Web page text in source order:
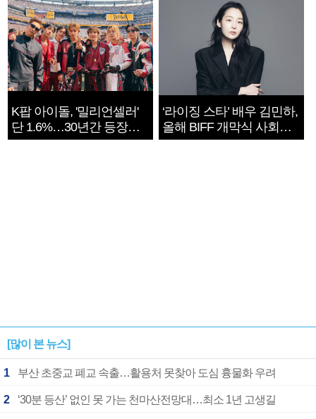
K팝 아이돌, '밀리언셀러'
단 1.6%…30년간 등장
1182개팀 전수조사
‘라이징 스타’ 배우 김민하,
올해 BIFF 개막식 사회자
확정
[많이 본 뉴스]
1 부산 초중교 폐교 속출…활용처 못찾아 도심 흉물화 우려
2 ‘30분 등산’ 없인 못 가는 천마산전망대…최소 1년 고생길